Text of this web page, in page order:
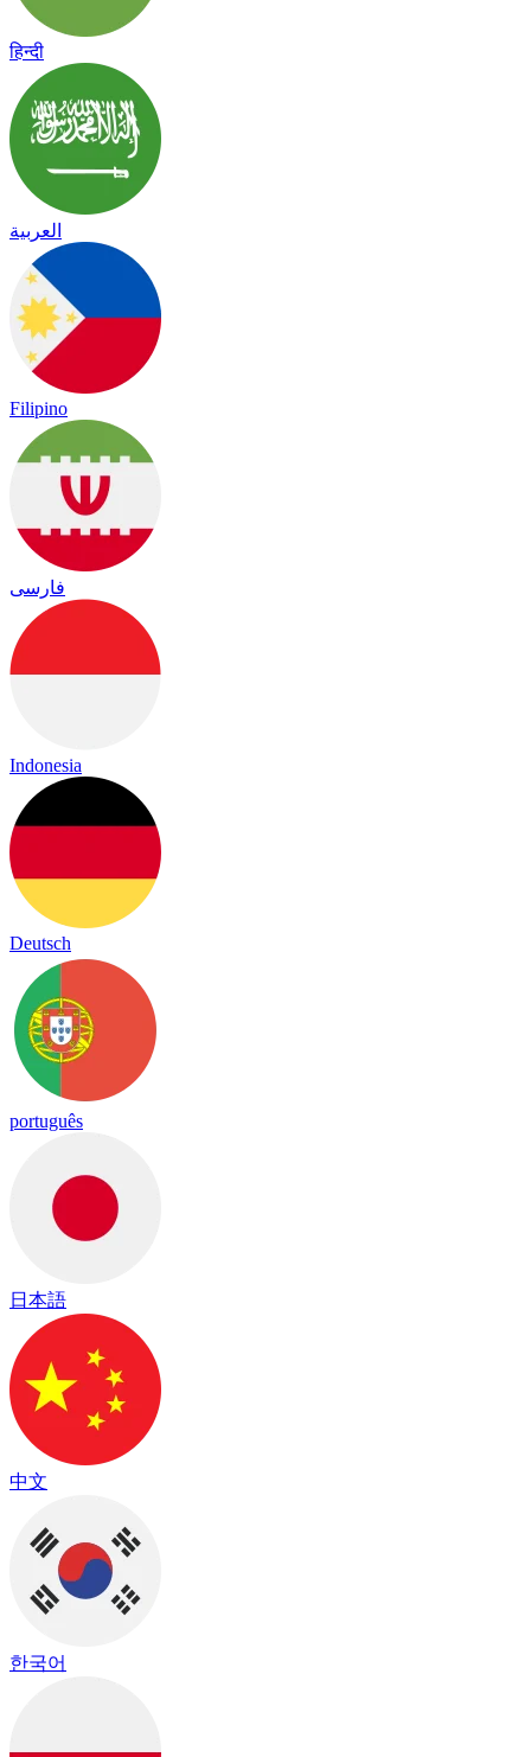
हिन्दी
العربية
Filipino
فارسی
Indonesia
Deutsch
português
日本語
中文
한국어